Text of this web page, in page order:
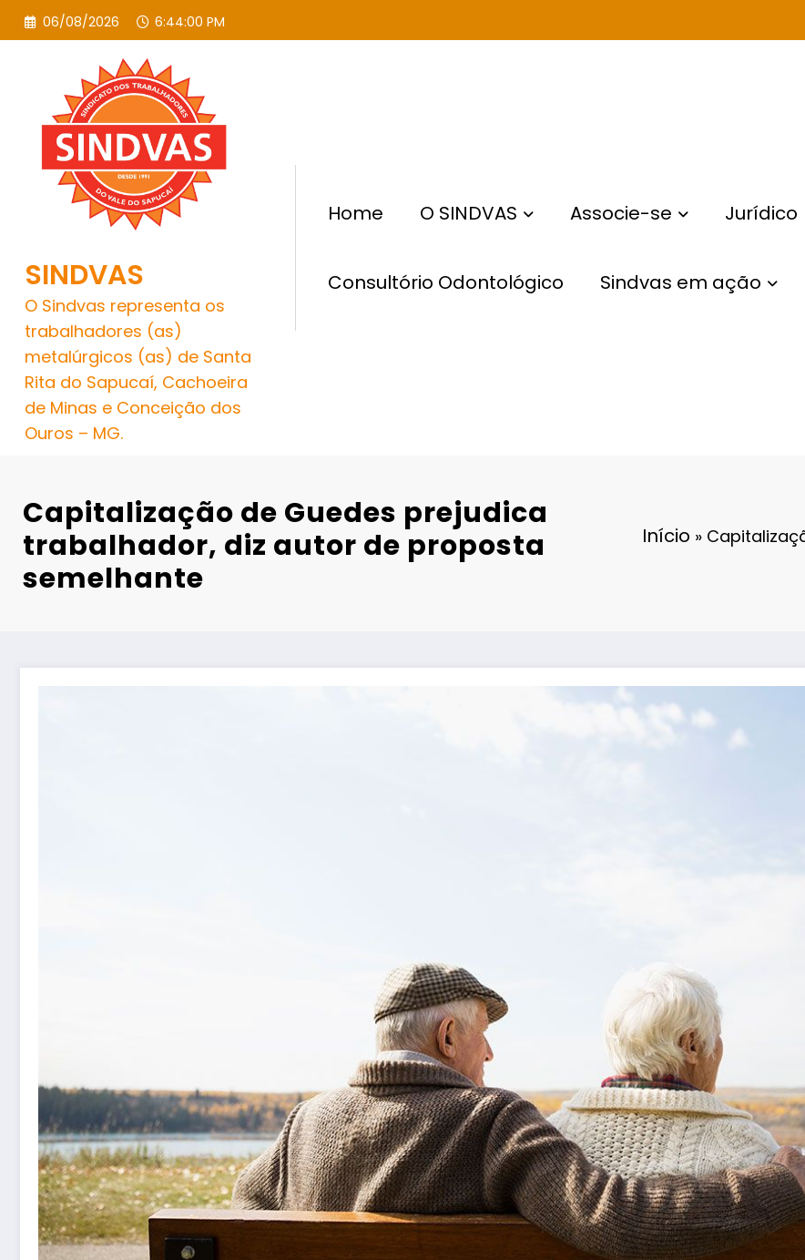
Pular
para
06/08/2026 6:44:02 PM
SINDVAS
O Sindvas representa os
trabalhadores (as)
metalúrgicos (as) de Santa
Rita do Sapucaí, Cachoeira
de Minas e Conceição dos
Ouros – MG.
Home O SINDVAS Associe-se Jurídico
Consultório Odontológico Sindvas em ação
Capitalização de Guedes prejudica
trabalhador, diz autor de proposta
semelhante
Início »